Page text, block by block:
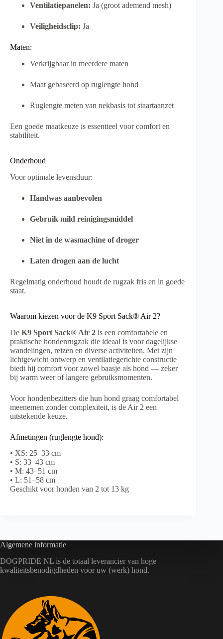
Ventilatiepanelen: Ja (groot ademend mesh)
Veiligheidsclip: Ja
Maten:
Verkrijgbaar in meerdere maten
Maat gebaseerd op ruglengte hond
Ruglengte meten van nekbasis tot staartaanzet
Een goede maatkeuze is essentieel voor comfort en
stabiliteit.
Onderhoud
Voor optimale levensduur:
Handwas aanbevolen
Gebruik mild reinigingsmiddel
Niet in de wasmachine of droger
Laten drogen aan de lucht
Regelmatig onderhoud houdt de rugzak fris en in goede
staat.
Waarom kiezen voor de K9 Sport Sack® Air 2?
De K9 Sport Sack® Air 2 is een comfortabele en
praktische hondenrugzak die ideaal is voor dagelijkse
wandelingen, reizen en diverse activiteiten. Met zijn
lichtgewicht ontwerp en ventilatiegerichte constructie
biedt hij comfort voor zowel baasje als hond — zeker
bij warm weer of langere gebruiksmomenten.
Voor hondenbezitters die hun hond graag comfortabel
meenemen zonder complexiteit, is de Air 2 een
uitstekende keuze.
Afmetingen (ruglengte hond):
• XS: 25–33 cm
• S: 33–43 cm
• M: 43–51 cm
• L: 51–58 cm
Geschikt voor honden van 2 tot 13 kg
Algemene informatie
DOGPRIDE NL is de totaal leverancier van hoge
kwaliteitsbenodigdheden voor uw (werk) hond.